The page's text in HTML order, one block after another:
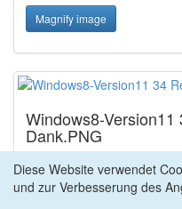
Magnify image
Windows8-
Dank.PNG
Magnify image
Diese Website verwendet
und zur Verbesserung des